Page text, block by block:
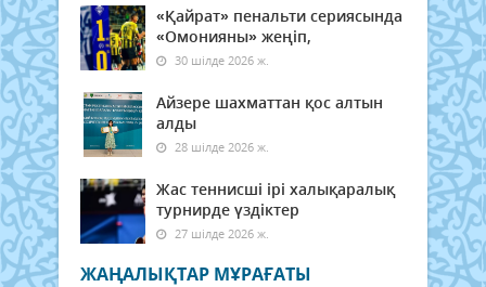
«Қайрат» пенальти сериясында
«Омонияны» жеңіп,
30 шілде 2026 ж.
Айзере шахматтан қос алтын
алды
28 шілде 2026 ж.
Жас теннисші ірі халықаралық
турнирде үздіктер
27 шілде 2026 ж.
ЖАҢАЛЫҚТАР МҰРАҒАТЫ